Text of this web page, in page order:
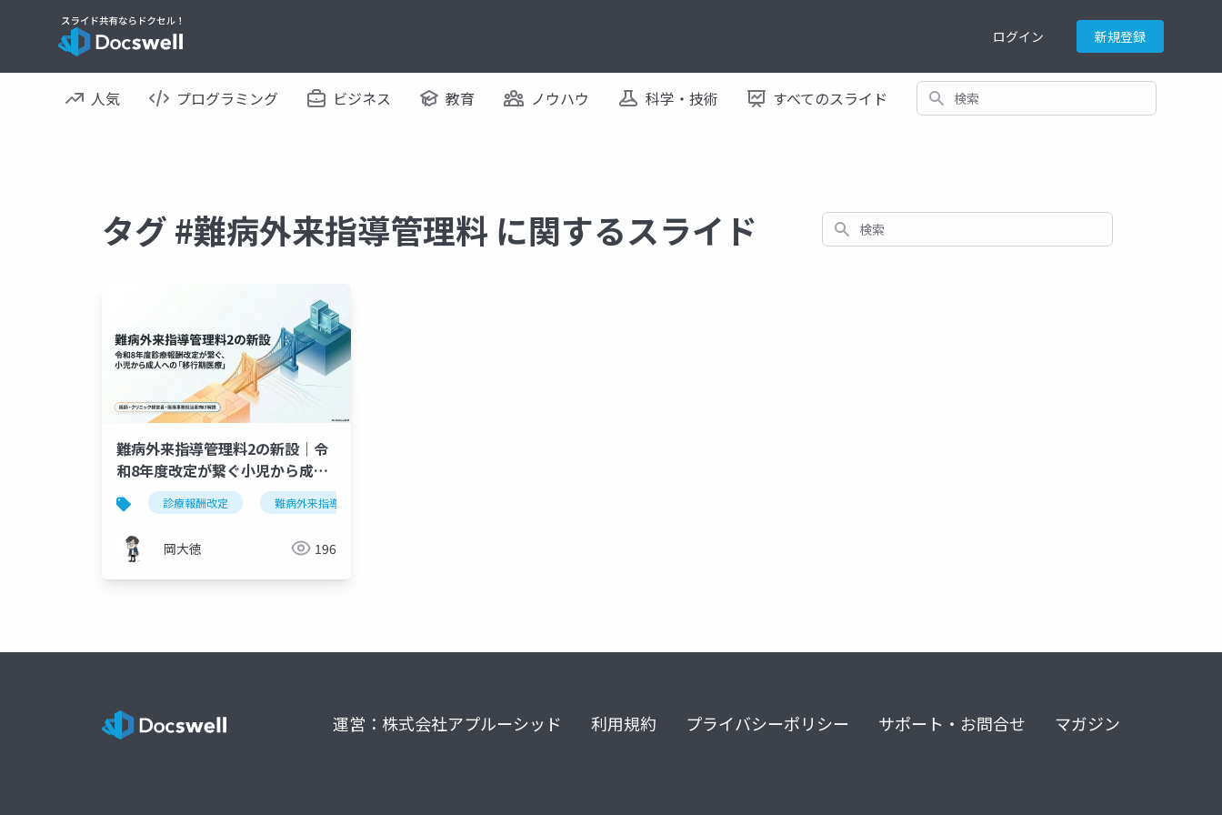
ログイン 新規登録
人気 プログラミング ビジネス 教育 ノウハウ 科学・技術 すべてのスライド 検索
タグ #難病外来指導管理料 に関するスライド 検索
難病外来指導管理料2の新設｜令
和8年度改定が繋ぐ小児から成人
への移行期医療
診療報酬改定 難病外来指導管理料
岡大徳 196
運営：株式会社アプルーシッド 利用規約 プライバシーポリシー サポート・お問合せ マガジン